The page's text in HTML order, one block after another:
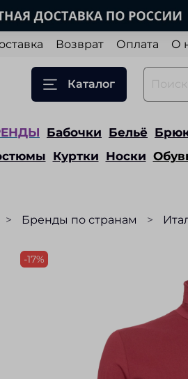
Возврат Оплата О
Каталог
Бабочки Бельё
Куртки Носки
Бренды по странам
-17%